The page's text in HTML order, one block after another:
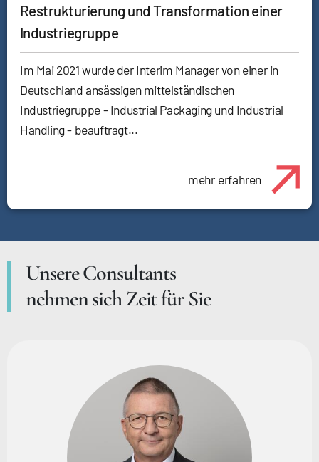
Restrukturierung und Transformation einer
Industriegruppe
Im Mai 2021 wurde der Interim Manager von einer in
Deutschland ansässigen mittelständischen
Industriegruppe - Industrial Packaging und Industrial
Handling - beauftragt...
mehr erfahren
Unsere Consultants
nehmen sich Zeit für Sie